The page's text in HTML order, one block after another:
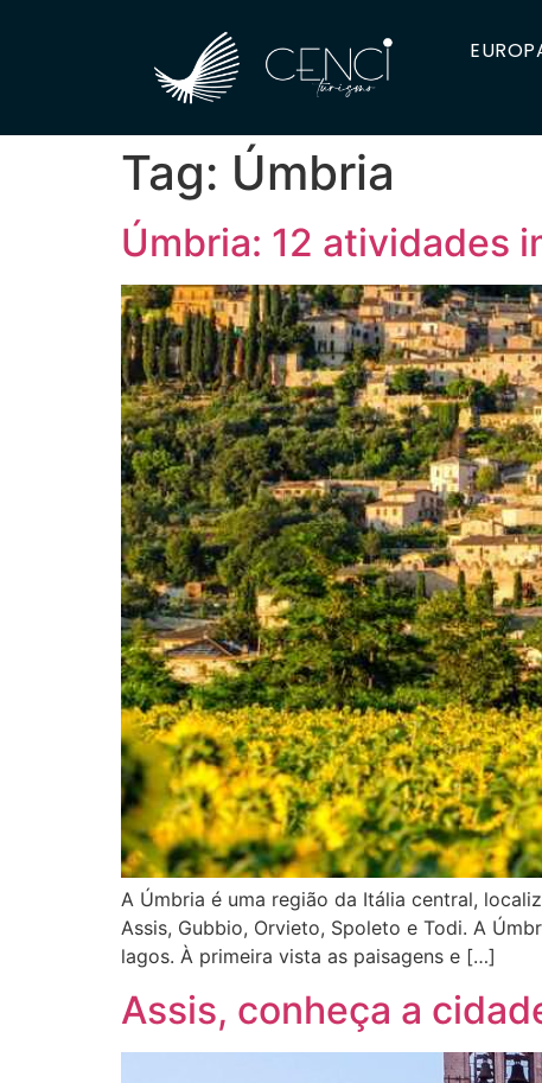
Tag: Úmbria
Úmbria: 12 atividades
A Úmbria é uma região da Itália central,
Assis, Gubbio, Orvieto, Spoleto e Todi. A
lagos. À primeira vista as paisagens e […]
Assis, conheça a